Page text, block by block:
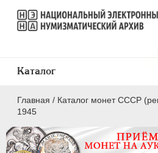
Главная / Каталог монет СССР
1945
Каталог